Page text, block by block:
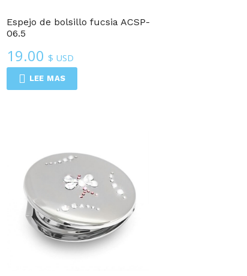
Espejo de bolsillo fucsia ACSP-
06.5
19.00$ USD
LEE MAS